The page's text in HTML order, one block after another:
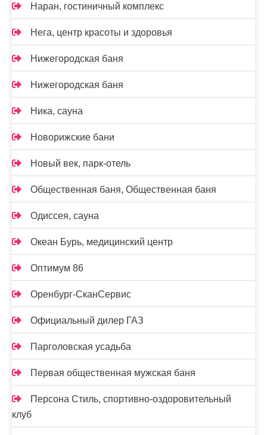
Наран, гостиничный комплекс
Нега, центр красоты и здоровья
Нижегородская баня
Нижегородская баня
Ника, сауна
Новорижские бани
Новый век, парк-отель
Общественная баня, Общественная баня
Одиссея, сауна
Океан Бурь, медицинский центр
Оптимум 86
Оренбург-СканСервис
Официальный дилер ГАЗ
Парголовская усадьба
Первая общественная мужская баня
Персона Стиль, спортивно-оздоровительный
клуб